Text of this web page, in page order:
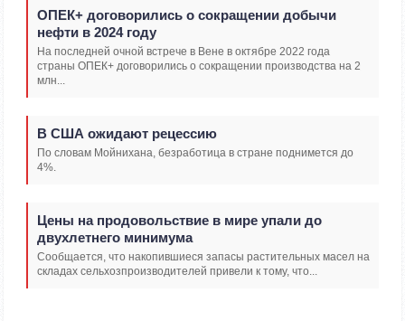
ОПЕК+ договорились о сокращении добычи
нефти в 2024 году
На последней очной встрече в Вене в октябре 2022 года
страны ОПЕК+ договорились о сокращении производства на 2
млн...
В США ожидают рецессию
По словам Мойнихана, безработица в стране поднимется до
4%.
Цены на продовольствие в мире упали до
двухлетнего минимума
Сообщается, что накопившиеся запасы растительных масел на
складах сельхозпроизводителей привели к тому, что...